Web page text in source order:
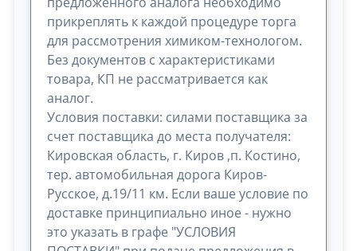
прикреплять к каждой процедуре торга
для рассмотрения химиком-технологом.
Без документов с характеристиками
товара, КП не рассматривается как
аналог.
Условия поставки: силами поставщика за
счет поставщика до места получателя:
Кировская область, г. Киров ,п. Костино,
тер. автомобильная дорога Киров-
Русское, д.19/11 км. Если ваше условие по
доставке принципиально иное - нужно
это указать в графе "УСЛОВИЯ